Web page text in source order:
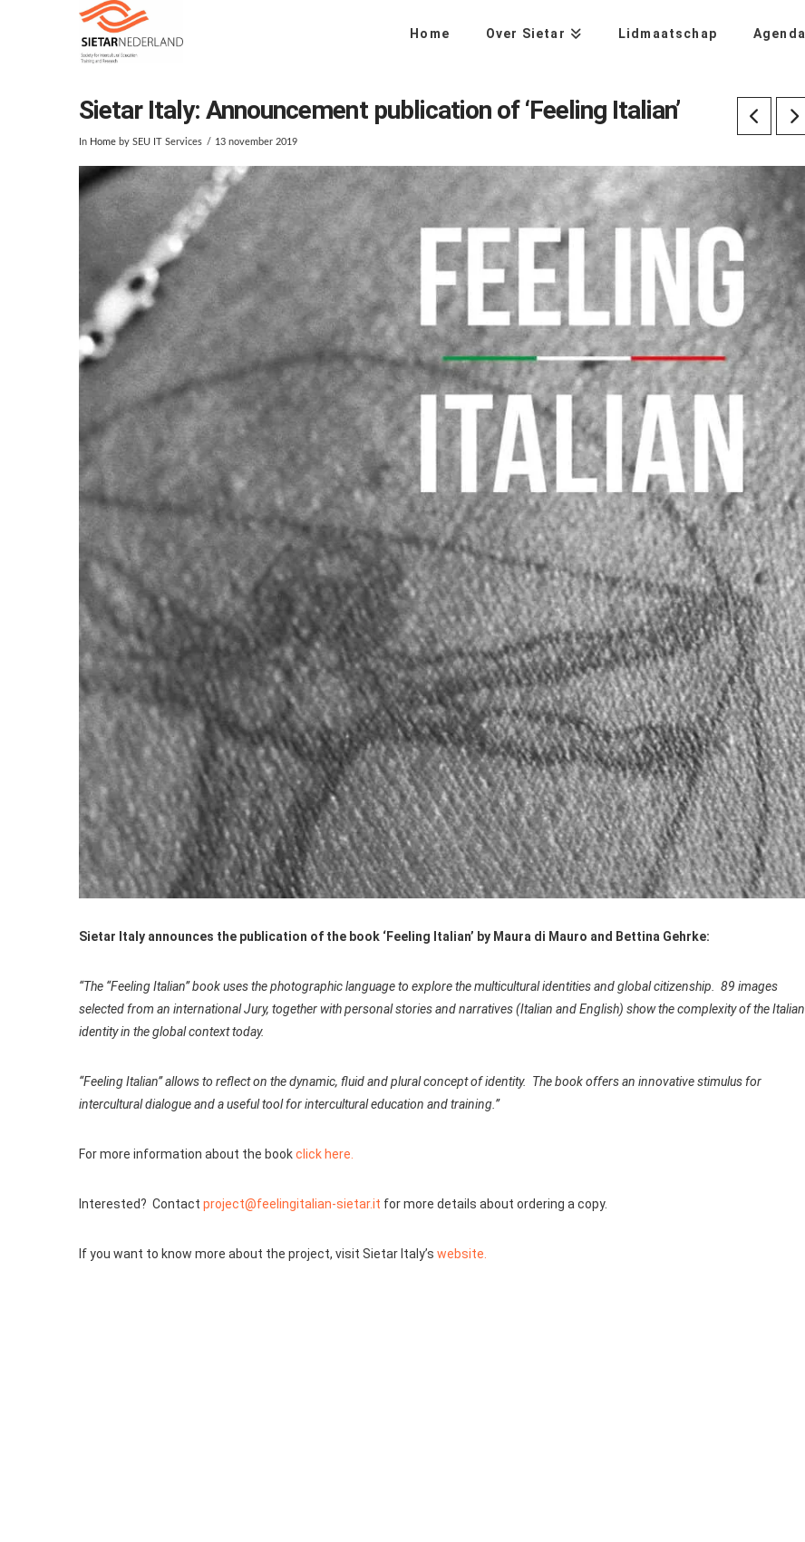
Home Over Sietar Lidmaatschap Agenda
Sietar Italy: Announcement publication of ‘Feeling Italian’
In Home by SEU IT Services 13 november 2019
Sietar Italy announces the publication of the book ‘Feeling Italian’ by Maura di Mauro and Bettina Gehrke:
“The “Feeling Italian” book uses the photographic language to explore the multicultural identities and global citizenship. 89 images
selected from an international Jury, together with personal stories and narratives (Italian and English) show the complexity of the Italian
identity in the global context today.
“Feeling Italian” allows to reflect on the dynamic, fluid and plural concept of identity. The book offers an innovative stimulus for
intercultural dialogue and a useful tool for intercultural education and training.”
For more information about the bookclick here.
Interested? Contact project@feelingitalian-sietar.it for more details about ordering a copy.
If you want to know more about the project, visit Sietar Italy’s website.